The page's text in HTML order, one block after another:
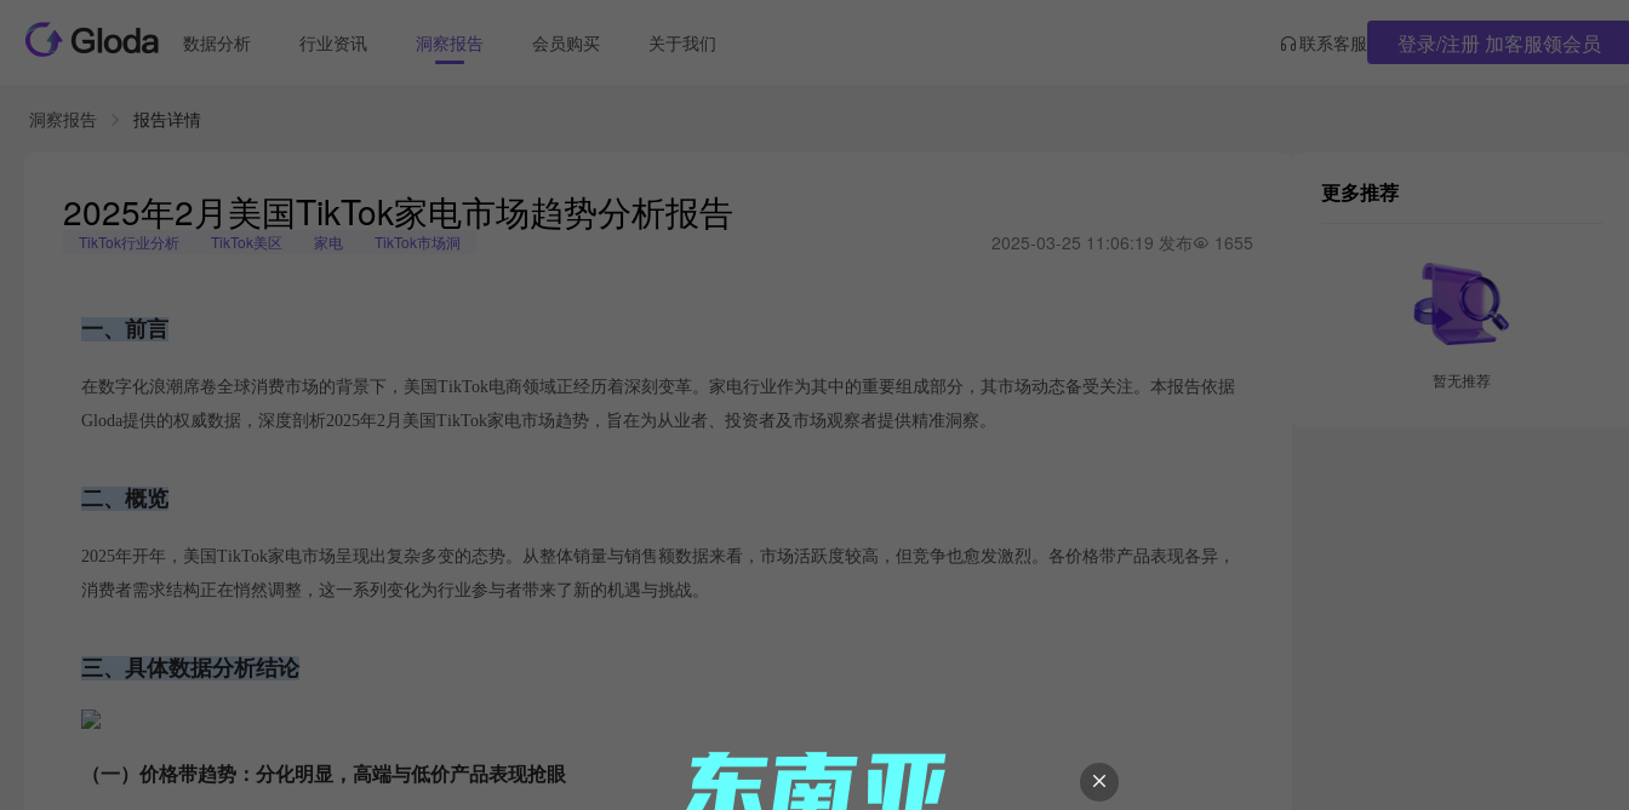
数据分析 行业资讯 洞察报告 会员购买 关于我们 联系客服 登录/注册 加客服领会员
洞察报告 报告详情
2025年2月美国TikTok家电市场趋势分析报告
TikTok行业分析 TikTok美区 家电 TikTok市场洞 2025-03-25 11:06:19 发布 1655
一、前言
在数字化浪潮席卷全球消费市场的背景下，美国TikTok电商领域正经历着深刻变革。家电行业作为其中的重要组成部分，其市场动态备受关注。本报告依据
Gloda提供的权威数据，深度剖析2025年2月美国TikTok家电市场趋势，旨在为从业者、投资者及市场观察者提供精准洞察。
二、概览
2025年开年，美国TikTok家电市场呈现出复杂多变的态势。从整体销量与销售额数据来看，市场活跃度较高，但竞争也愈发激烈。各价格带产品表现各异，
消费者需求结构正在悄然调整，这一系列变化为行业参与者带来了新的机遇与挑战。
三、具体数据分析结论
（一）价格带趋势：分化明显，高端与低价产品表现抢眼
更多推荐
暂无推荐